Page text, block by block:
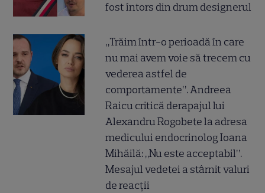
fost întors din drum designerul
„Trăim într-o perioadă în care
nu mai avem voie să trecem cu
vederea astfel de
comportamente”. Andreea
Raicu critică derapajul lui
Alexandru Rogobete la adresa
medicului endocrinolog Ioana
Mihăilă: „Nu este acceptabil”.
Mesajul vedetei a stârnit valuri
de reacții